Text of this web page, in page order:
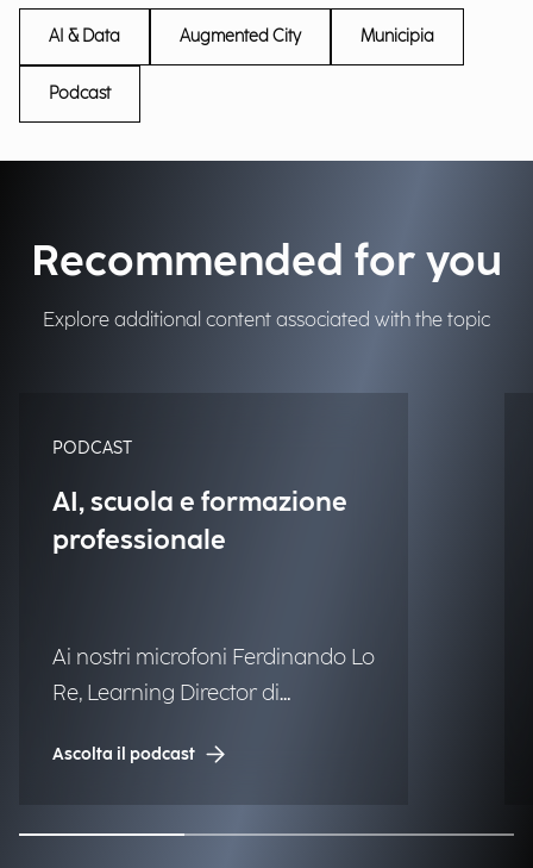
AI & Data Augmented City Municipia
Podcast
Recommended for you
Explore additional content associated with the topic
PODCAST
AI, scuola e formazione
professionale
Ai nostri microfoni Ferdinando Lo
Re, Learning Director di
Ascolta il podcast